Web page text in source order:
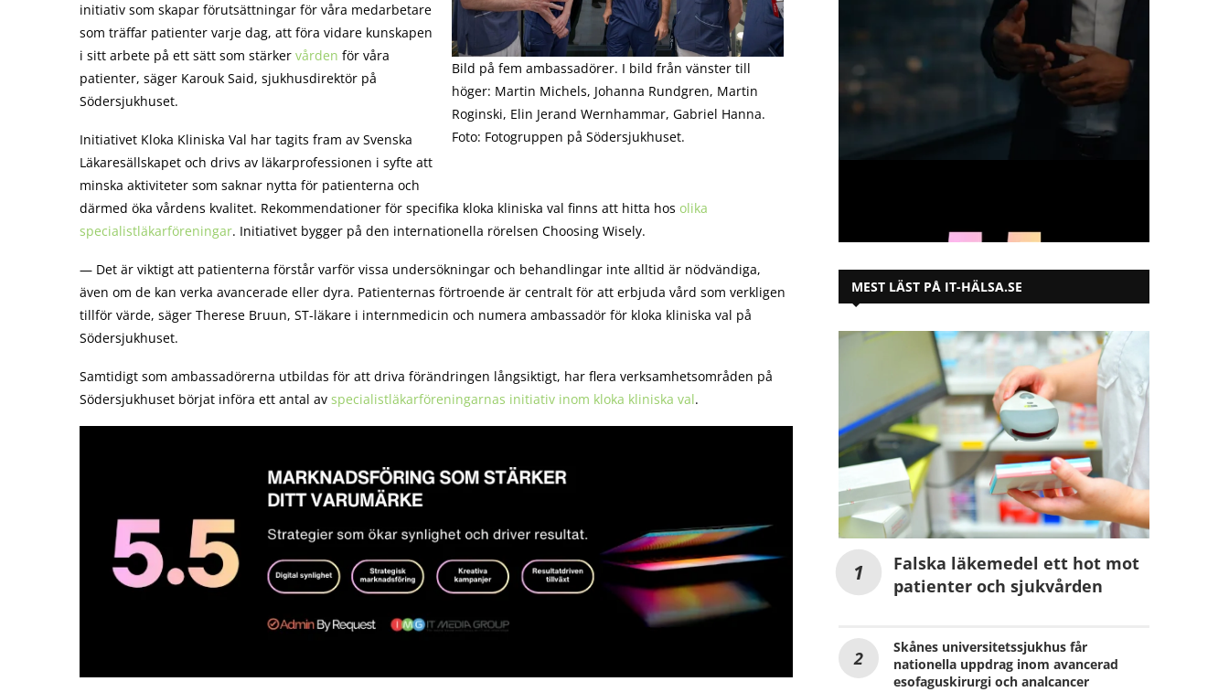
Bild på fem ambassadörer. I bild från vänster till
höger: Martin Michels, Johanna Rundgren, Martin
Roginski, Elin Jerand Wernhammar, Gabriel Hanna.
Foto: Fotogruppen på Södersjukhuset.
initiativ som skapar förutsättningar för våra medarbetare
som träffar patienter varje dag, att föra vidare kunskapen
i sitt arbete på ett sätt som stärker vården för våra
patienter, säger Karouk Said, sjukhusdirektör på
Södersjukhuset.
Initiativet Kloka Kliniska Val har tagits fram av Svenska
Läkaresällskapet och drivs av läkarprofessionen i syfte att
minska aktiviteter som saknar nytta för patienterna och
därmed öka vårdens kvalitet. Rekommendationer för specifika kloka kliniska val finns att hitta hos olika
specialistläkarföreningar. Initiativet bygger på den internationella rörelsen Choosing Wisely.
— Det är viktigt att patienterna förstår varför vissa undersökningar och behandlingar inte alltid är nödvändiga,
även om de kan verka avancerade eller dyra. Patienternas förtroende är centralt för att erbjuda vård som verkligen
tillför värde, säger Therese Bruun, ST-läkare i internmedicin och numera ambassadör för kloka kliniska val på
Södersjukhuset.
Samtidigt som ambassadörerna utbildas för att driva förändringen långsiktigt, har flera verksamhetsområden på
Södersjukhuset börjat införa ett antal av specialistläkarföreningarnas initiativ inom kloka kliniska val.
MEST LÄST PÅ IT-HÄLSA.SE
Falska läkemedel ett hot mot
patienter och sjukvården
Skånes universitetssjukhus får
nationella uppdrag inom avancerad
esofaguskirurgi och analcancer